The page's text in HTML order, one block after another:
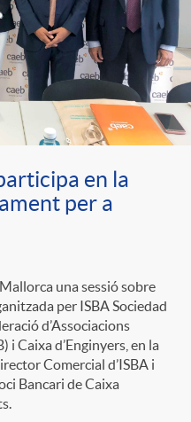
en la
per a
una sessió sobre
per ISBA Sociedad
d’Associacions
i Caixa d’Enginyers, en la
Comercial d’ISBA i
Bancari de Caixa